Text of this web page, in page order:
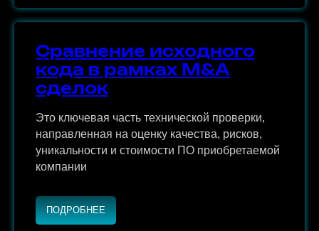
Сравнение исходного
кода в рамках M&A
Это ключевая часть технической проверки,
направленная на оценку качества, рисков,
уникальности и стоимости ПО приобретаемой
ПОДРОБНЕЕ